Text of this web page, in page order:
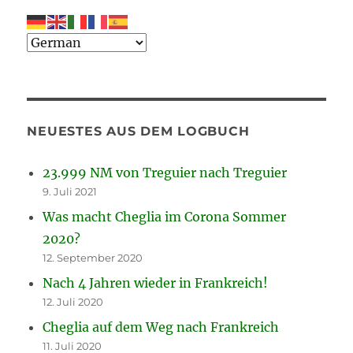
NEUESTES AUS DEM LOGBUCH
23.999 NM von Treguier nach Treguier
9. Juli 2021
Was macht Cheglia im Corona Sommer
2020?
12. September 2020
Nach 4 Jahren wieder in Frankreich!
12. Juli 2020
Cheglia auf dem Weg nach Frankreich
11. Juli 2020